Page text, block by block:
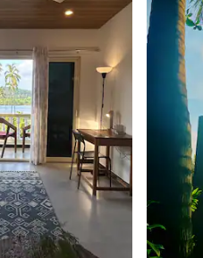
平均評価